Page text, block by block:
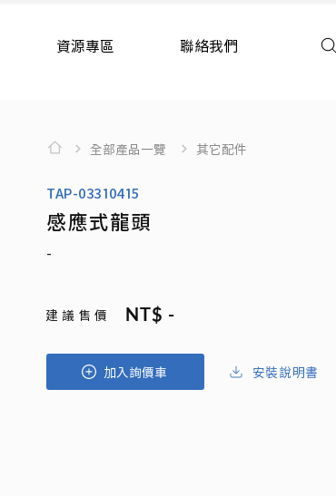
資源專區 聯絡我們
全部產品一覽 其它配件
TAP-03310415
感應式龍頭
-
建 議 售 價 NT$ -
加入詢價車 安裝說明書